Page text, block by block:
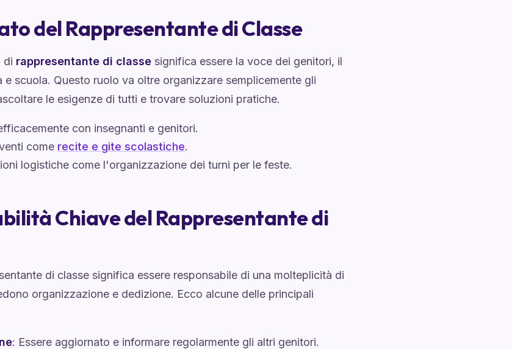
del Rappresentante di Classe
di rappresentante di classe significa essere la voce dei genitori, il
e scuola. Questo ruolo va oltre organizzare semplicemente gli
le esigenze di tutti e trovare soluzioni pratiche.
con insegnanti e genitori.
come recite e gite scolastiche.
logistiche come l'organizzazione dei turni per le feste.
Chiave del Rappresentante di
di classe significa essere responsabile di una molteplicità di
organizzazione e dedizione. Ecco alcune delle principali
: Essere aggiornato e informare regolarmente gli altri genitori.